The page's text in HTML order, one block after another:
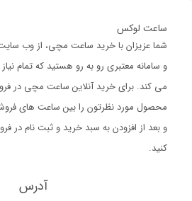
ساعت لوکس
شما عزیزان با خرید ساعت مچی، از وب
و سامانه معتبری رو به رو هستید که تمام
می کند. برای خرید آنلاین ساعت مچی در
محصول مورد نظرتون را بین ساعت های
و بعد از افزودن به سبد خرید و ثبت نام در
کنید.
آدرس